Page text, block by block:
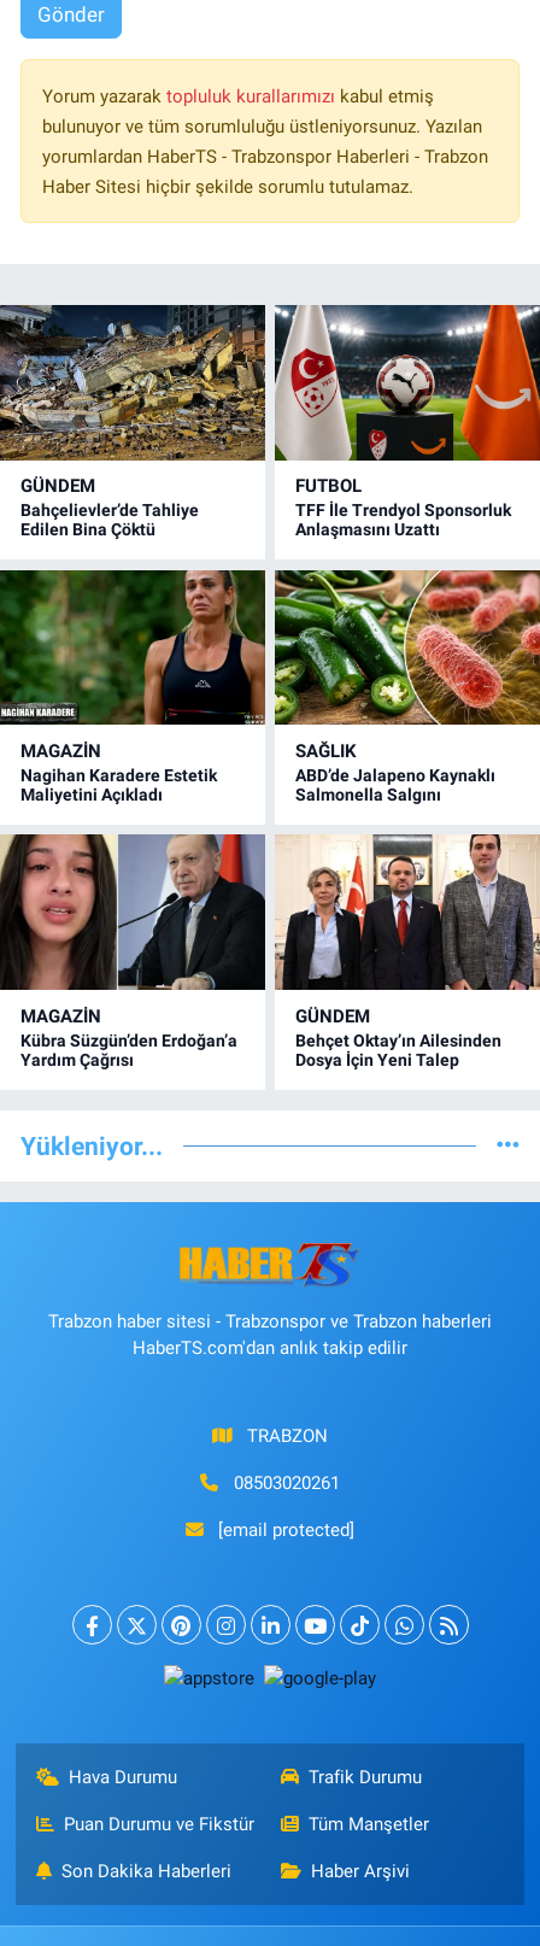
Gönder
Yorum yazarak topluluk kurallarımızı kabul etmiş
bulunuyor ve tüm sorumluluğu üstleniyorsunuz. Yazılan
yorumlardan HaberTS - Trabzonspor Haberleri - Trabzon
Haber Sitesi hiçbir şekilde sorumlu tutulamaz.
GÜNDEM
Bahçelievler’de Tahliye
Edilen Bina Çöktü
FUTBOL
TFF İle Trendyol Sponsorluk
Anlaşmasını Uzattı
MAGAZİN
Nagihan Karadere Estetik
Maliyetini Açıkladı
SAĞLIK
ABD’de Jalapeno Kaynaklı
Salmonella Salgını
MAGAZİN
Kübra Süzgün’den Erdoğan’a
Yardım Çağrısı
GÜNDEM
Behçet Oktay’ın Ailesinden
Dosya İçin Yeni Talep
Yükleniyor...
Trabzon haber sitesi - Trabzonspor ve Trabzon haberleri
HaberTS.com'dan anlık takip edilir
TRABZON
08503020261
[email protected]
Hava Durumu Trafik Durumu
Puan Durumu ve Fikstür Tüm Manşetler
Son Dakika Haberleri Haber Arşivi